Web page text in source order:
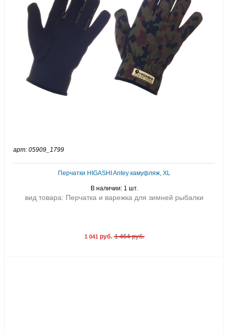
арт: 05909_1799
Перчатки HIGASHI Antey камуфляж, XL
В наличии: 1 шт.
вид товара: Перчатка и варежка для зимней рыбалки
1 041руб. 1 464 руб.